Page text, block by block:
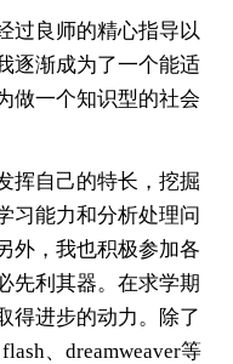
过良师的精心指导以
逐渐成为了一个能适
做一个知识型的社会
挥自己的特长，挖掘
习能力和分析处理问
外，我也积极参加各
先利其器。在求学期
得进步的动力。除了
、dreamweaver等